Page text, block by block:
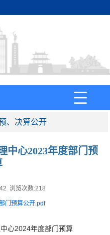
、决算公开
中心2023年度部门预
浏览次数:218
门预算公开.pdf
心2024年度部门预算